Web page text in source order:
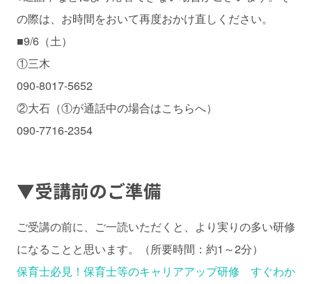
の際は、お時間をおいて再度おかけ直しください。
■9/6（土）
①三木
090-8017-5652
②大石（①が通話中の場合はこちらへ）
090-7716-2354
▼受講前のご準備
ご受講の前に、ご一読いただくと、より実りの多い研修
になることと思います。（所要時間：約1～2分）
保育士必見！保育士等のキャリアアップ研修 すぐわか